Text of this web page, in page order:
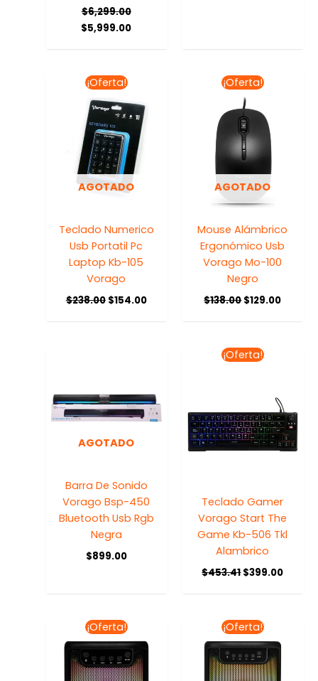
$6,299.00
$5,999.00
¡Oferta!
AGOTADO
Teclado Numerico
Usb Portatil Pc
Laptop Kb-105
Vorago
$238.00
El
precio
original
era:
$238.00.
$154.00
¡Oferta!
AGOTADO
Mouse Alámbrico
Ergonómico Usb
Vorago Mo-100
Negro
$138.00
El
precio
original
era:
$138.00.
$129.00
AGOTADO
Barra De Sonido
Vorago Bsp-450
Bluetooth Usb Rgb
Negra
$899.00
¡Oferta!
Teclado Gamer
Vorago Start The
Game Kb-506 Tkl
Alambrico
$453.41
El
precio
$453.41.
$399.00
¡Oferta!
El
precio
original
era:
$350.59.
actual
¡Oferta!
El
precio
original
era:
$600.00.